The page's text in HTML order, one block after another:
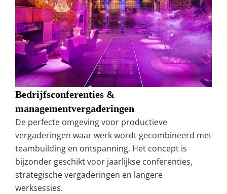
Bedrijfsconferenties &
managementvergaderingen
De perfecte omgeving voor productieve
vergaderingen waar werk wordt gecombineerd met
teambuilding en ontspanning. Het concept is
bijzonder geschikt voor jaarlijkse conferenties,
strategische vergaderingen en langere
werksessies.